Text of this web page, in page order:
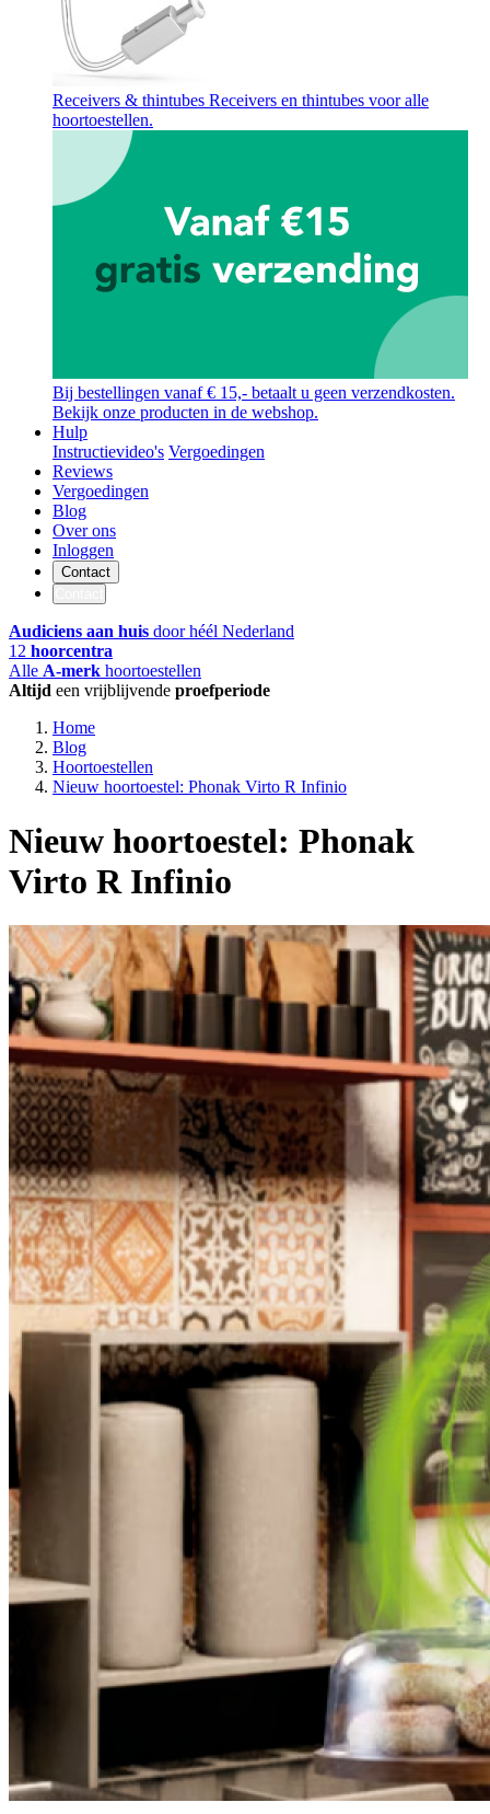
Receivers & thintubes Receivers en thintubes voor alle
hoortoestellen.
Bij bestellingen vanaf € 15,- betaalt u geen verzendkosten.
Bekijk onze producten in de webshop.
Hulp
Instructievideo's Vergoedingen
Reviews
Vergoedingen
Blog
Over ons
Inloggen
Contact
Audiciens aan huis door héél Nederland
12 hoorcentra
Alle A-merk hoortoestellen
Altijd een vrijblijvende proefperiode
Home
Blog
Hoortoestellen
Nieuw hoortoestel: Phonak Virto R Infinio
Nieuw hoortoestel: Phonak
Virto R Infinio